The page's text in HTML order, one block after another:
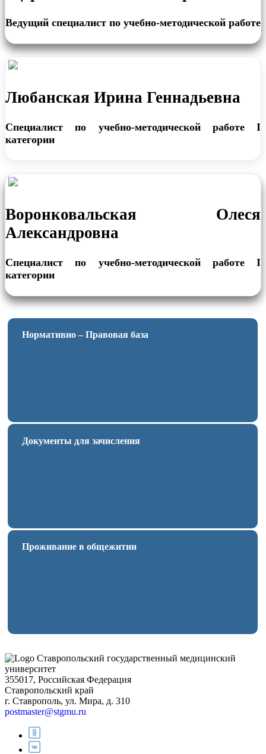
Ведущий специалист по учебно-методической работе
Любанская Ирина Геннадьевна
Специалист по учебно-методической работе I
категории
Воронковальская Олеся
Александровна
Специалист по учебно-методической работе I
категории
Нормативно – Правовая база
Документы для зачисления
Проживание в общежитии
Ставропольский государственный медицинский
университет
355017, Российская Федерация
Ставропольский край
г. Ставрополь, ул. Мира, д. 310
postmaster@stgmu.ru